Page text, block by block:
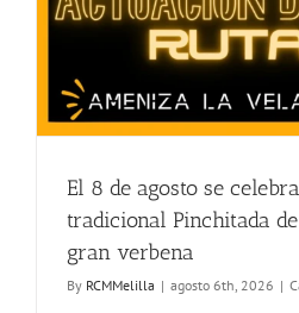
El 8 de agosto se
tradicional Pinchitada
gran verbena
By RCMMelilla | agosto 6th, 2026 |